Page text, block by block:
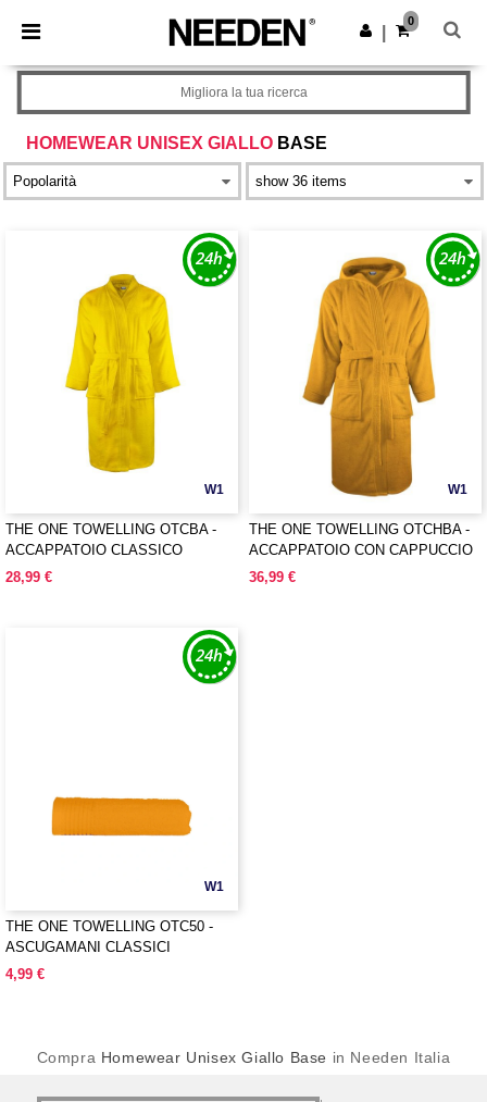
× App Needen
Prezzi migliori sull'app!
Scarica app
0
HOMEWEAR UNISEX GIALLO BASE
Migliora la tua ricerca
W1
THE ONE TOWELLING OTCBA -
ACCAPPATOIO CLASSICO
28,99 €
W1
THE ONE TOWELLING OTCHBA -
ACCAPPATOIO CON CAPPUCCIO
36,99 €
W1
THE ONE TOWELLING OTC50 -
ASCUGAMANI CLASSICI
4,99 €
Compra Homewear Unisex Giallo Base in Needen Italia